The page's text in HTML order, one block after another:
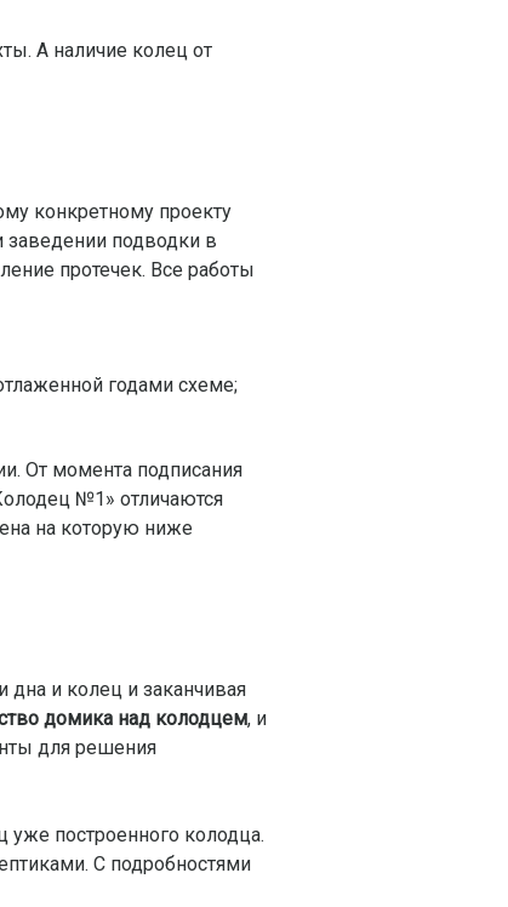
А наличие колец от
конкретному проекту
подводки в
протечек. Все работы
годами схеме;
От момента подписания
№1» отличаются
на которую ниже
и колец и заканчивая
домика над колодцем, и
для решения
уже построенного колодца.
С подробностями